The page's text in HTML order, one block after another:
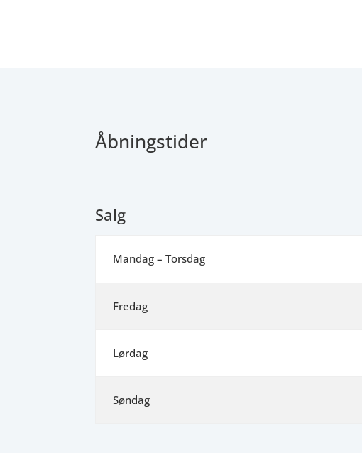
Åbningstider
Salg
Mandag – Torsdag
Fredag
Lørdag
Søndag